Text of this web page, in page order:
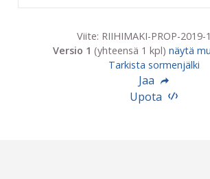
Viite: RIIHIMAKI-PROP-2019-
Versio 1 (yhteensä 1 kpl) näytä
Tarkista sormenjälki
Jaa
Upota